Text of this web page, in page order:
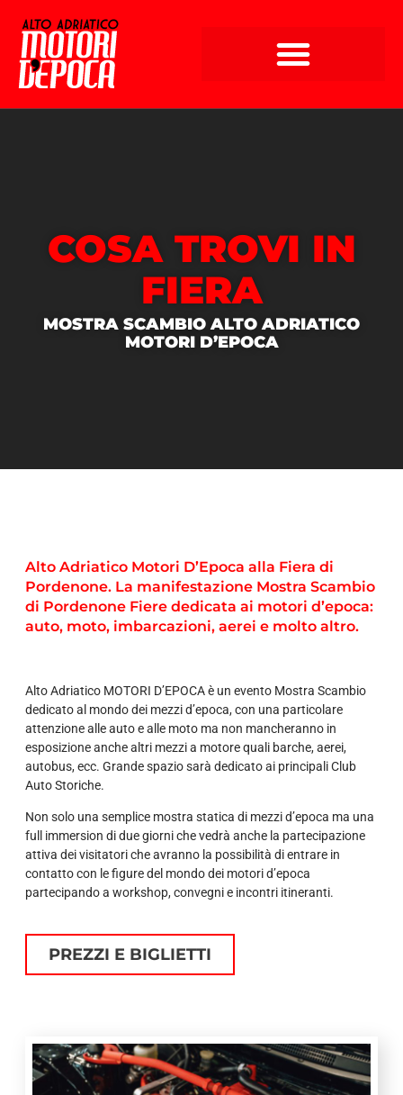
COSA TROVI IN
FIERA
MOSTRA SCAMBIO ALTO ADRIATICO
MOTORI D’EPOCA
Alto Adriatico Motori D’Epoca alla Fiera di
Pordenone. La manifestazione Mostra Scambio
di Pordenone Fiere dedicata ai motori d’epoca:
auto, moto, imbarcazioni, aerei e molto altro.
Alto Adriatico MOTORI D’EPOCA è un evento Mostra Scambio
dedicato al mondo dei mezzi d’epoca, con una particolare
attenzione alle auto e alle moto ma non mancheranno in
esposizione anche altri mezzi a motore quali barche, aerei,
autobus, ecc. Grande spazio sarà dedicato ai principali Club
Auto Storiche.
Non solo una semplice mostra statica di mezzi d’epoca ma una
full immersion di due giorni che vedrà anche la partecipazione
attiva dei visitatori che avranno la possibilità di entrare in
contatto con le figure del mondo dei motori d’epoca
partecipando a workshop, convegni e incontri itineranti.
PREZZI E BIGLIETTI